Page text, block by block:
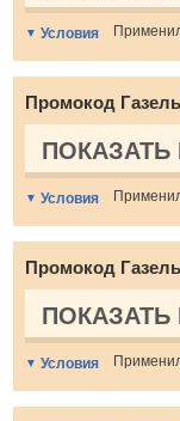
Условия
Промокод
ПОКАЗАТЬ
Условия
Промокод
ПОКАЗАТЬ
Условия